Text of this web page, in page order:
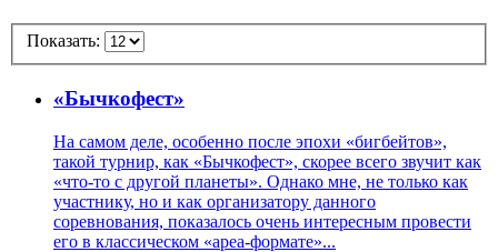
Показать:
«Бычкофест»
На самом деле, особенно после эпохи «бигбейтов»,
такой турнир, как «Бычкофест», скорее всего звучит как
«что-то с другой планеты». Однако мне, не только как
участнику, но и как организатору данного
соревнования, показалось очень интересным провести
его в классическом «ареа-формате»...